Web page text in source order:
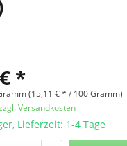
*
(15,11 € * / 100 Gramm)
Versandkosten
Lieferzeit: 1-4 Tage